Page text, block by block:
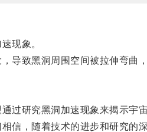
现象。
致黑洞周围空间被拉伸弯曲，
研究黑洞加速现象来揭示宇宙
，随着技术的进步和研究的